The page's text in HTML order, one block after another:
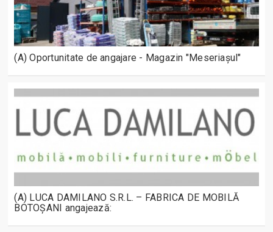
(A) Oportunitate de angajare - Magazin "Meseriașul"
(A) LUCA DAMILANO S.R.L. – FABRICA DE MOBILĂ
BOTOȘANI angajează: